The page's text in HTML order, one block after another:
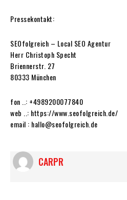
Pressekontakt:
SEOfolgreich – Local SEO Agentur
Herr Christoph Specht
Briennerstr. 27
80333 München
fon ..: +4989200077840
web ..: https://www.seofolgreich.de/
email : hallo@seofolgreich.de
CARPR